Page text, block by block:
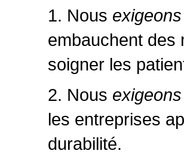
1. Nous exigeons
embauchent des
soigner les
2. Nous
les entreprises
durabilité.